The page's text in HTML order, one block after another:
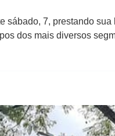
7, prestando
dos mais diversos